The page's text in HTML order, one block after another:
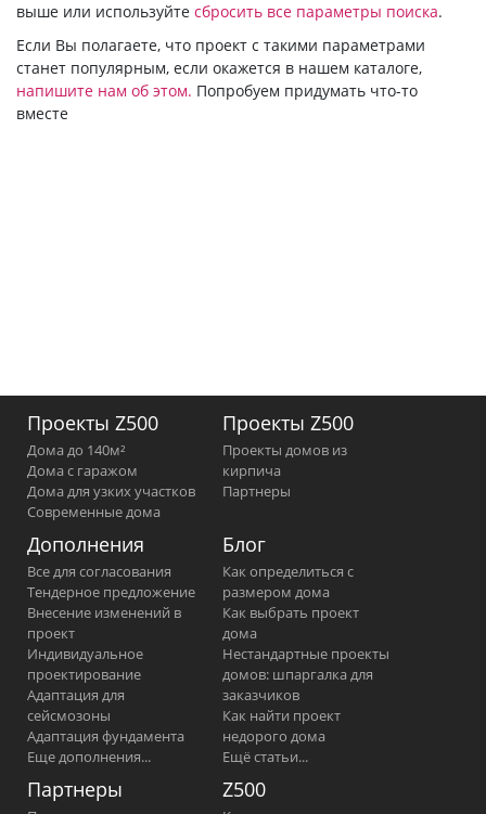
выше или используйте сбросить все параметры поиска.
Если Вы полагаете, что проект с такими параметрами
станет популярным, если окажется в нашем каталоге,
напишите нам об этом. Попробуем придумать что-то
вместе
Проекты Z500
Дома до 140м²
Дома с гаражом
Дома для узких участков
Современные дома
Проекты Z500
Проекты домов из
кирпича
Партнеры
Дополнения
Все для согласования
Тендерное предложение
Внесение изменений в
проект
Индивидуальное
проектирование
Адаптация для
сейсмозоны
Адаптация фундамента
Еще дополнения...
Блог
Как определиться с
размером дома
Как выбрать проект
дома
Нестандартные проекты
домов: шпаргалка для
заказчиков
Как найти проект
недорого дома
Ещё статьи...
Партнеры Z500